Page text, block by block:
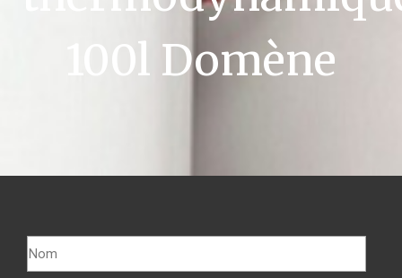
100l Domène